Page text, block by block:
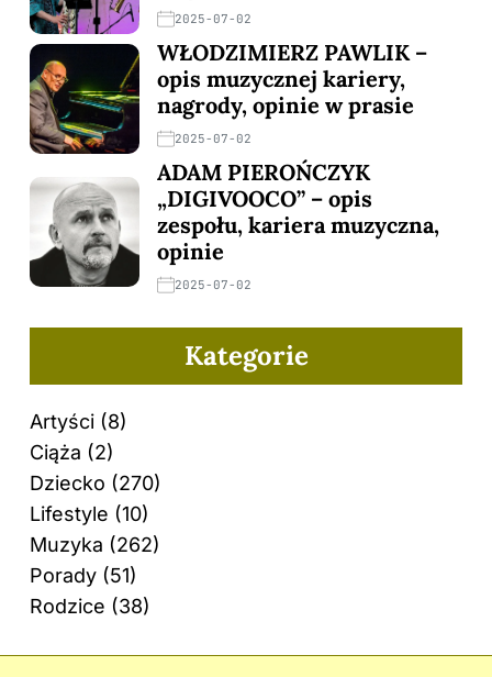
2025-07-02
WŁODZIMIERZ PAWLIK –
opis muzycznej kariery,
nagrody, opinie w prasie
2025-07-02
ADAM PIEROŃCZYK
„DIGIVOOCO” – opis
zespołu, kariera muzyczna,
opinie
2025-07-02
Kategorie
Artyści (8)
Ciąża (2)
Dziecko (270)
Lifestyle (10)
Muzyka (262)
Porady (51)
Rodzice (38)